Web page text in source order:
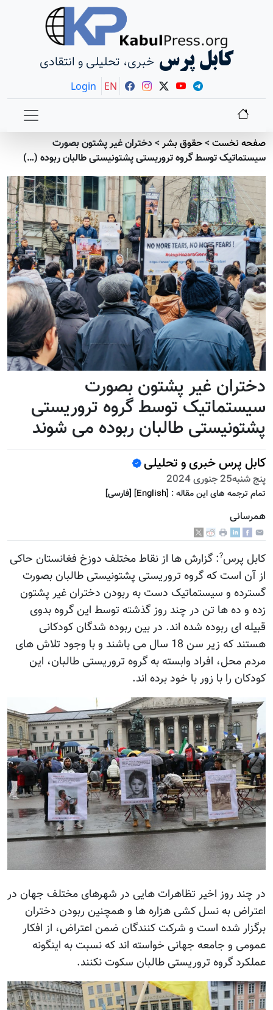
کابل پرس خبری، تحلیلی و انتقادی
Login EN
صفحه نخست>حقوق بشر> دختران غیر پشتون بصورت
سیستماتیک توسط گروه تروریستی پشتونیستی طالبان ربوده (…)
دختران غیر پشتون بصورت
سیستماتیک توسط گروه تروریستی
پشتونیستی طالبان ربوده می شوند
کابل پرس خبری و تحلیلی
پنج شنبه25 جنوری 2024
تمام ترجمه هاى اين مقاله : [English] [فارسى]
همرسانی
کابل پرس?: گزارش ها از نقاط مختلف دوزخ فغانستان حاکی
از آن است که گروه تروریستی پشتونیستی طالبان بصورت
گسترده و سیستماتیک دست به ربودن دختران غیر پشتون
زده و ده ها تن در چند روز گذشته توسط این گروه بدوی
قبیله ای ربوده شده اند. در بین ربوده شدگان کودکانی
هستند که زیر سن 18 سال می باشند و با وجود تلاش های
مردم محل، افراد وابسته به گروه تروریستی طالبان، این
کودکان را با زور با خود برده اند.
در چند روز اخیر تظاهرات هایی در شهرهای مختلف جهان در
اعتراض به نسل کشی هزاره ها و همچنین ربودن دختران
برگزار شده است و شرکت کنندگان ضمن اعتراض، از افکار
عمومی و جامعه جهانی خواسته اند که نسبت به اینگونه
عملکرد گروه تروریستی طالبان سکوت نکنند.